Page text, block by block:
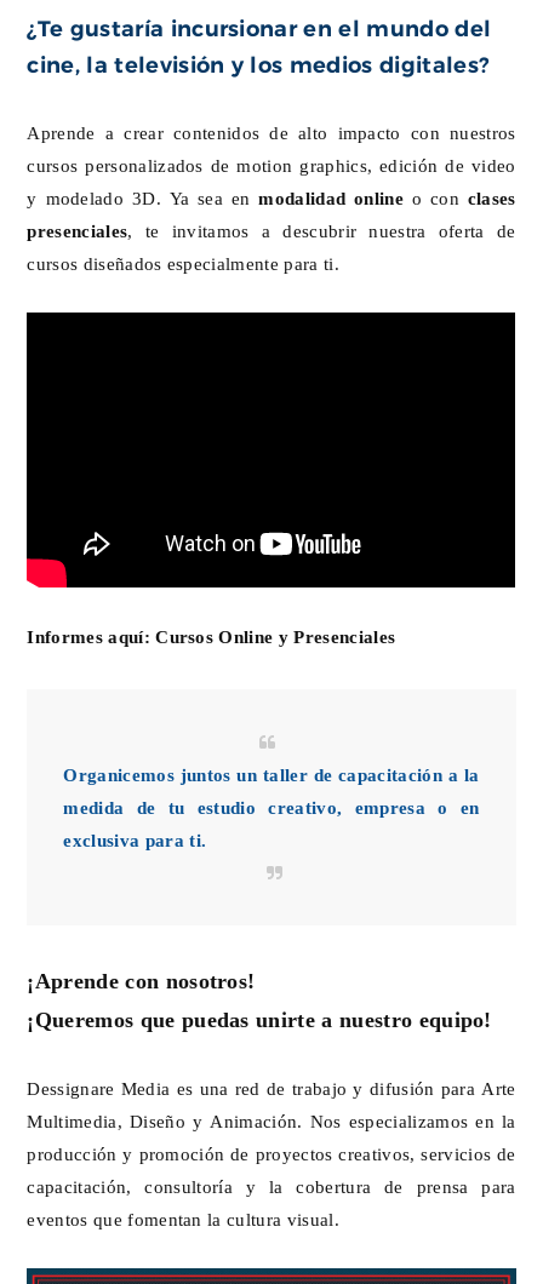
¿Te gustaría incursionar en el mundo del
cine, la televisión y los medios digitales?
Aprende a crear contenidos de alto impacto con nuestros
cursos personalizados de motion graphics, edición de video
y modelado 3D. Ya sea en modalidad onlineo con clases
presenciales, te invitamos a descubrir nuestra oferta de
cursos diseñados especialmente para ti.
Informes aquí:Cursos Online y Presenciales
Organicemos juntos un taller de capacitación a la
medida de tu estudio creativo, empresa o en
exclusiva para ti.
¡Aprende con nosotros!
¡Queremos que puedas unirte a nuestro equipo!
Dessignare Media es una red de trabajo y difusión para Arte
Multimedia, Diseño y Animación. Nos especializamos en la
producción y promoción de proyectos creativos, servicios de
capacitación, consultoría y la cobertura de prensa para
eventos que fomentan la cultura visual.